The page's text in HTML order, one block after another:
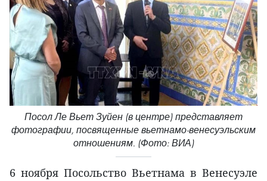
Посол Ле Вьет Зуйен (в центре) представляет
фотографии, посвященные вьетнамо-венесуэльским
отношениям. (Фото: ВИА)
6 ноября Посольство Вьетнама в Венесуэле